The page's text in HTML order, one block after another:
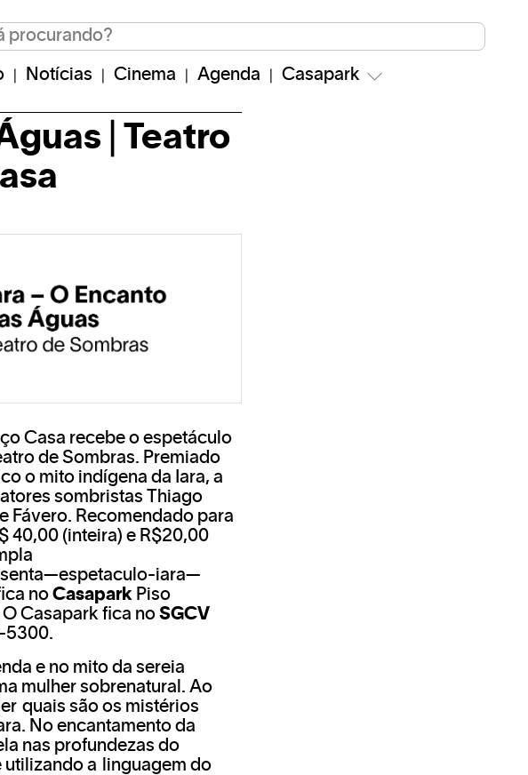
Notícias Cinema Agenda Casapark
| Teatro
Casa recebe o espetáculo
de Sombras. Premiado
o mito indígena da Iara, a
sombristas Thiago
Fávero. Recomendado para
40,00 (inteira) e R$20,00
iara—
no Casapark Piso
Casapark fica no SGCV
5300.
e no mito da sereia
mulher sobrenatural. Ao
quais são os mistérios
No encantamento da
nas profundezas do
utilizando a linguagem do